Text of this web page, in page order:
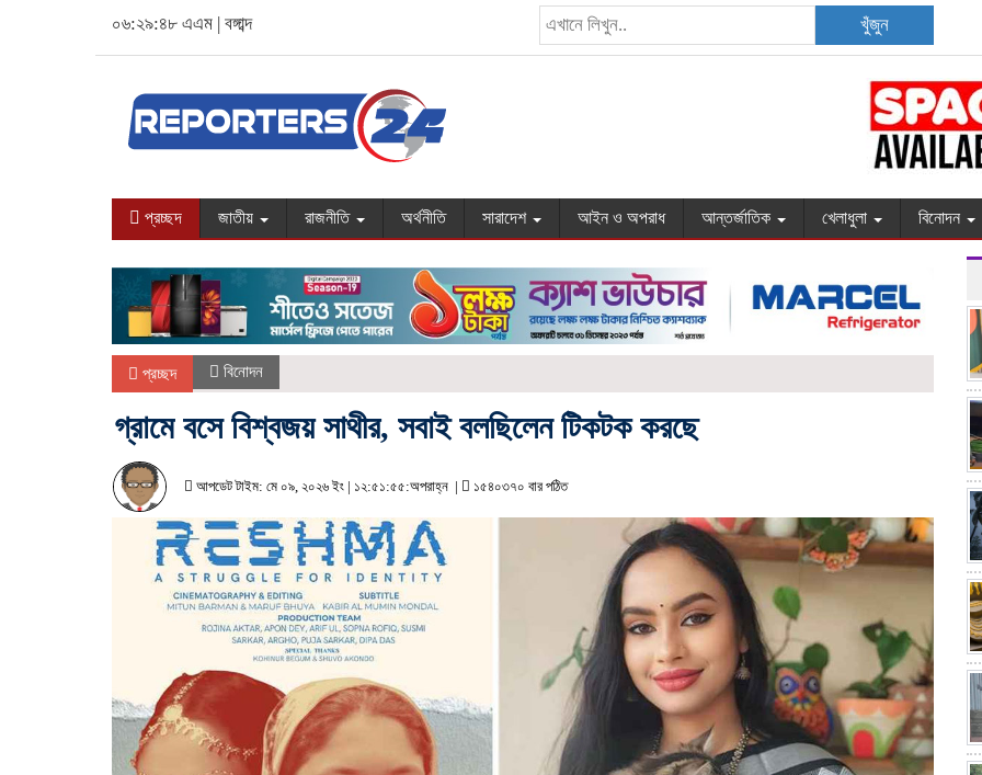
০৬:২৯:৪৯ এএম| বঙ্গাব্দ খুঁজুন
প্রচ্ছদ জাতীয় রাজনীতি অর্থনীতি সারাদেশ আইন ও অপরাধ আন্তর্জাতিক খেলাধুলা বিনোদন
প্রচ্ছদ বিনোদন
গ্রামে বসে বিশ্বজয় সাথীর, সবাই বলছিলেন টিকটক করছে
আপডেট টাইম: মে ০৯, ২০২৬ ইং | ১২:৫১:৫৫:অপরাহ্ন | ১৫৪০৩৭০ বার পঠিত